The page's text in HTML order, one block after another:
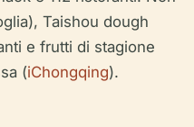
Taishou dough
e frutti di stagione
(iChongqing).